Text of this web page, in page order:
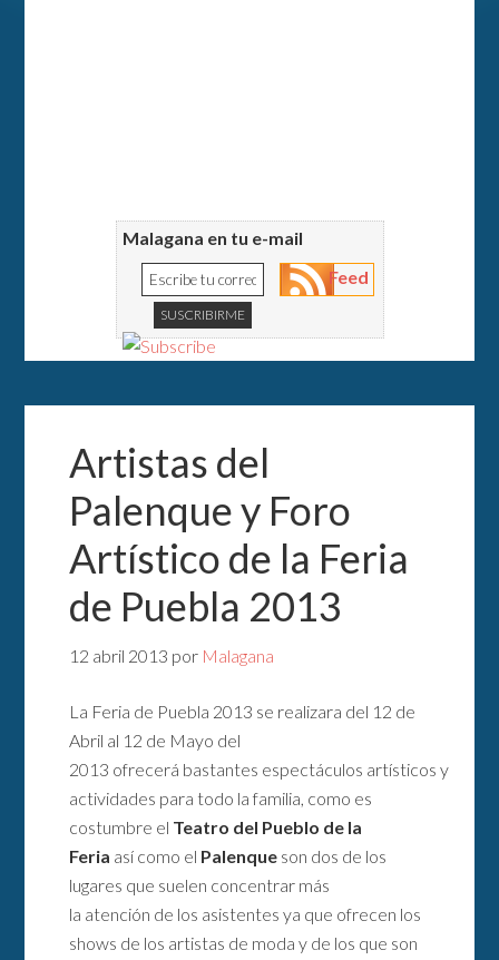
Malagana en tu e-mail
Feed
Artistas del
Palenque y Foro
Artístico de la Feria
de Puebla 2013
12 abril 2013 por Malagana
La Feria de Puebla 2013 se realizara del 12 de
Abril al 12 de Mayo del
2013 ofrecerá bastantes espectáculos artísticos y
actividades para todo la familia, como es
costumbre el Teatro del Pueblo de la
Feria así como el Palenque son dos de los
lugares que suelen concentrar más
la atención de los asistentes ya que ofrecen los
shows de los artistas de moda y de los que son